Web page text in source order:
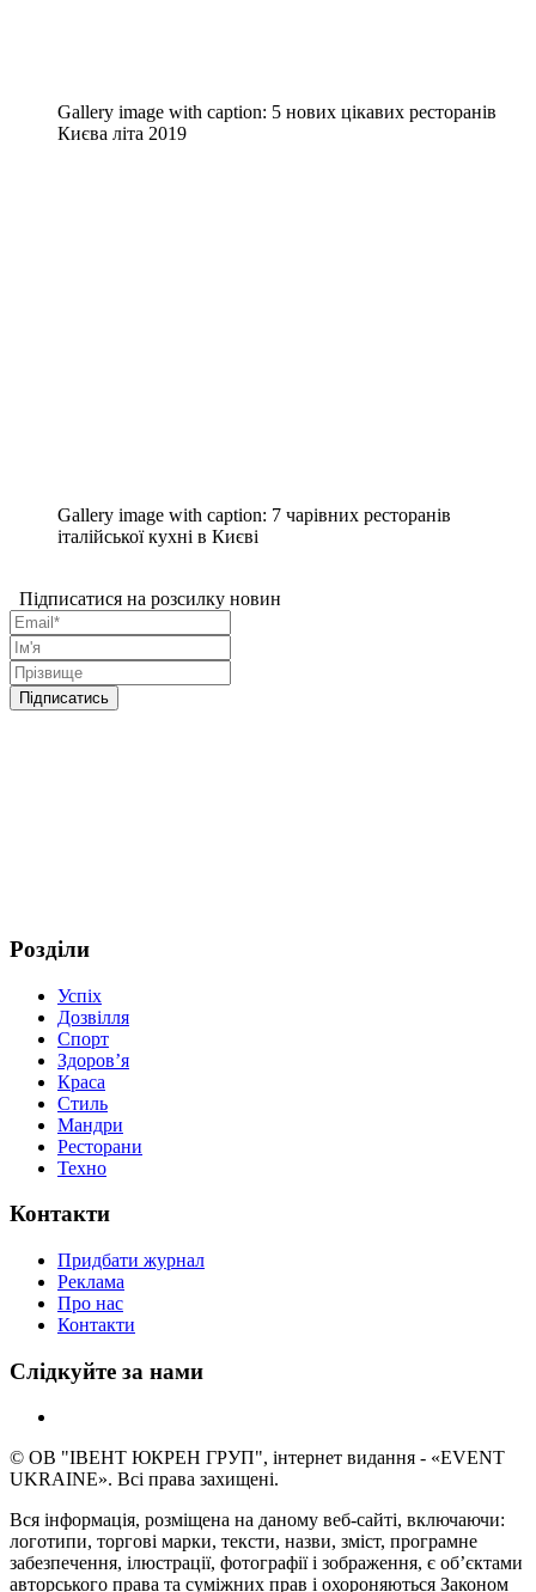
Gallery image with caption: 5 нових цікавих ресторанів
Києва літа 2019
Gallery image with caption: 7 чарівних ресторанів
італійської кухні в Києві
Підписатися на розсилку новин
Розділи
Успіх
Дозвілля
Спорт
Здоров’я
Краса
Стиль
Мандри
Ресторани
Техно
Контакти
Придбати журнал
Реклама
Про нас
Контакти
Слідкуйте за нами
© ОВ "ІВЕНТ ЮКРЕН ГРУП", інтернет видання - «EVENT
UKRAINE». Всі права захищені.
Вся інформація, розміщена на даному веб-сайті, включаючи:
логотипи, торгові марки, тексти, назви, зміст, програмне
забезпечення, ілюстрації, фотографії і зображення, є об’єктами
авторського права та суміжних прав і охороняються Законом